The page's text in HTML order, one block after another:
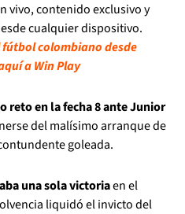
vivo, contenido exclusivo y
cualquier dispositivo.
colombiano desde
a Win Play
reto en la fecha 8 ante Junior
del malísimo arranque de
goleada.
una sola victoriaen el
liquidó el invicto del